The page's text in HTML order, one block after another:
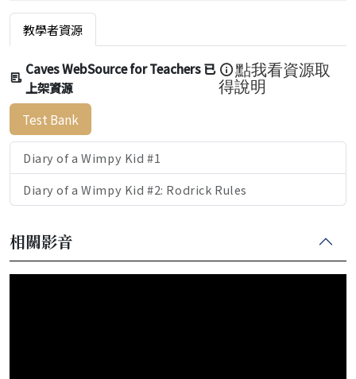
教學者資源
Caves WebSource for Teachers 已
上架資源
點我看資源取
得說明
Test Bank
Diary of a Wimpy Kid #1
Diary of a Wimpy Kid #2: Rodrick Rules
相關影音